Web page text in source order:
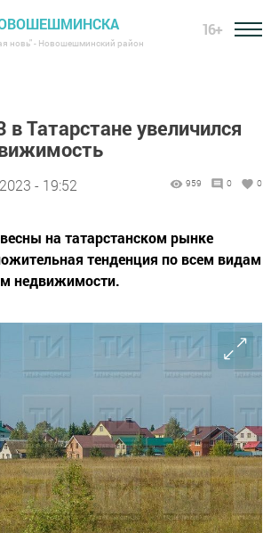
новь" - Новошешминский район
16+
Татарстане увеличился
- 19:52 959 0 0
на татарстанском рынке
тенденция по всем видам
недвижимости.